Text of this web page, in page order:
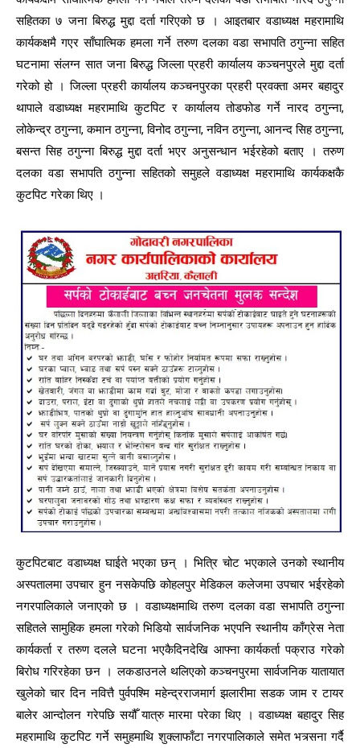
सहितका ७ जना बिरुद्ध मुद्दा दर्ता गरिएको छ । आइतबार वडाध्यक्ष महरामाथि
कार्यकक्षमै गएर साँघात्मिक हमला गर्ने तरुण दलका वडा सभापति ठगुन्ना सहित
घटनामा संलग्न सात जना बिरुद्ध जिल्ला प्रहरी कार्यालय कञ्चनपुरले मुद्दा दर्ता
गरेको हो । जिल्ला प्रहरी कार्यालय कञ्चनपुरका प्रहरी प्रवक्ता अमर बहादुर
थापाले वडाध्यक्ष महरामाथि कुटपिट र कार्यालय तोडफोड गर्ने नारद ठगुन्ना,
लोकेन्द्र ठगुन्ना, कमान ठगुन्ना, विनोद ठगुन्ना, नविन ठगुन्ना, आनन्द सिह ठगुन्ना,
बसन्त सिह ठगुन्ना बिरुद्ध मुद्दा दर्ता भएर अनुसन्धान भईरहेको बताए । तरुण
दलका वडा सभापति ठगुन्ना सहितको समुहले वडाध्यक्ष महरामाथि कार्यकक्षकै
कुटपिट गरेका थिए ।
कुटपिटबाट वडाध्यक्ष घाईते भएका छन् । भित्रि चोट भएकाले उनको स्थानीय
अस्पतालमा उपचार हुन नसकेपछि कोहलपुर मेडिकल कलेजमा उपचार भईरहेको
नगरपालिकाले जनाएको छ । वडाध्यक्षमाथि तरुण दलका वडा सभापति ठगुन्ना
सहितले सामुहिक हमला गरेको भिडियो सार्वजनिक भएपनि स्थानीय काँग्रेस नेता
कार्यकर्ता र तरुण दलले घटना भएकैदिनदेखि आफ्ना कार्यकर्ता पक्राउ गरेको
बिरोध गरिरहेका छन । लकडाउनले थलिएको कञ्चनपुरमा सार्वजनिक यातायात
खुलेको चार दिन नवित्तै पुर्वपश्मि महेन्द्रराजमार्ग झलारीमा सडक जाम र टायर
बालेर आन्दोलन गरेपछि सयौँ यात्रु मारमा परेका थिए । वडाध्यक्ष बहादुर सिह
महरामाथि कुटपिट गर्ने समुहमाथि शुक्लाफाँटा नगरपालिकाले समेत भत्र्सना गर्दै